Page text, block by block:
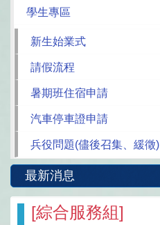
學生專區
新生始業式
請假流程
暑期班住宿申請
汽車停車證申請
兵役問題(儘後召集、緩徵)
最新消息
[綜合服務組]